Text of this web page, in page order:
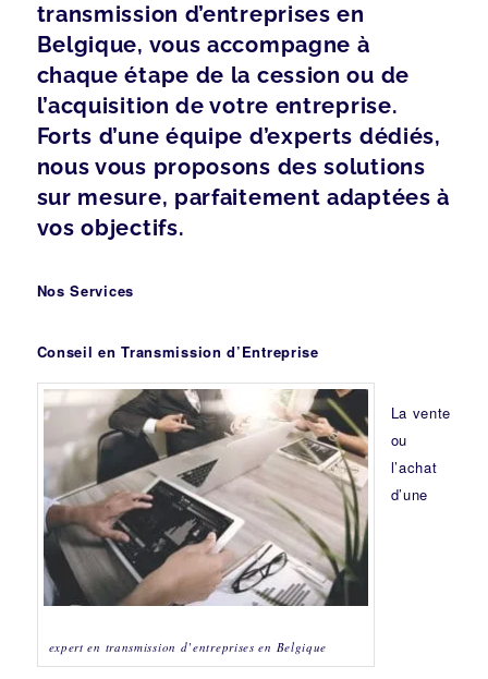
transmission d’entreprises en
Belgique, vous accompagne à
chaque étape de la cession ou de
l’acquisition de votre entreprise.
Forts d’une équipe d’experts dédiés,
nous vous proposons des solutions
sur mesure, parfaitement adaptées à
vos objectifs.
Nos Services
Conseil en Transmission d’Entreprise
expert en transmission d’entreprises en Belgique
La vente
ou
l’achat
d’une